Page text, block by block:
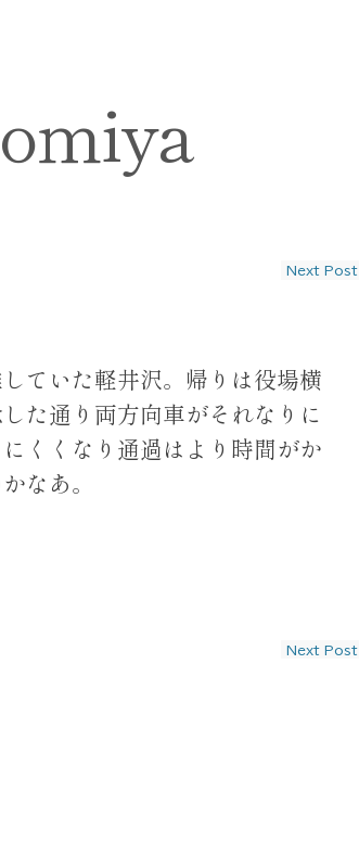
Next Post
ていた軽井沢。帰りは役場横
た通り両方向車がそれなりに
くくなり通過はより時間がか
なあ。
Next Post